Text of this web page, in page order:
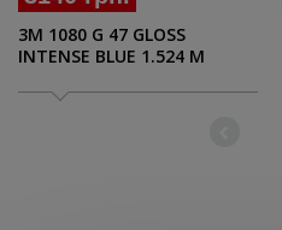
3M 1080 G 47 GLOSS
INTENSE BLUE 1.524 M